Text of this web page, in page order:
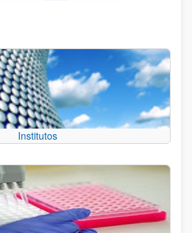
Institutos